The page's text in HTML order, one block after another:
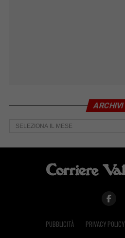
ARCHIVI
Archivi
PUBBLICITÀ PRIVACY POLICY